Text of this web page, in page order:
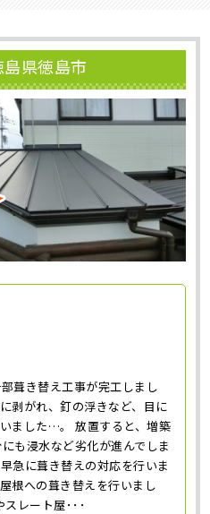
県徳島市
葺き替え工事が完工しまし
剥がれ、釘の浮きなど、目に
ました…。 放置すると、増築
も浸水など劣化が進んでしま
急に葺き替えの対応を行いま
根への葺き替えを行いまし
レート屋･･･